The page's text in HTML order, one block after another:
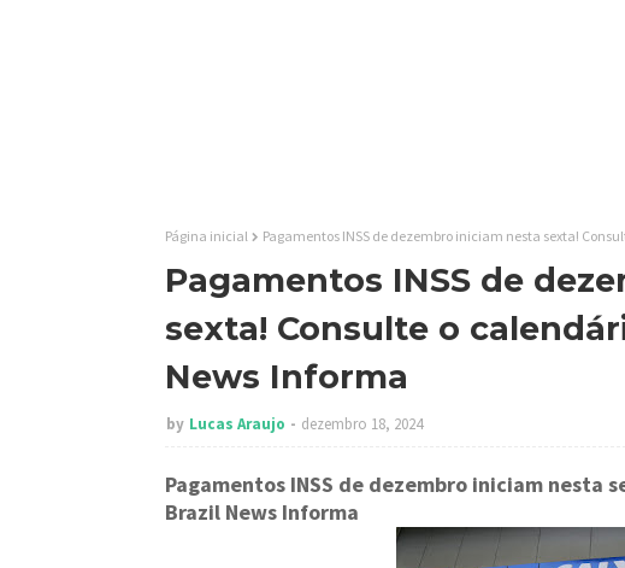
Página inicial Pagamentos INSS de dezembro iniciam nesta sexta!
Pagamentos INSS de
sexta! Consulte o
News Informa
by Lucas Araujo dezembro 18, 2024
Pagamentos INSS de dezembro iniciam nesta
Brazil News Informa